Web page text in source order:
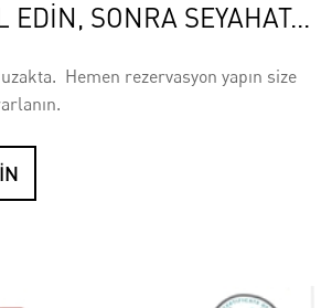
EDİN, SONRA SEYAHAT...
Hemen rezervasyon yapın size